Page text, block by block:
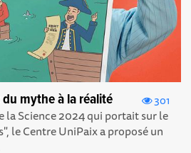
301
mythe à la réalité
la Science 2024 qui portait sur le
le Centre UniPaix a proposé un